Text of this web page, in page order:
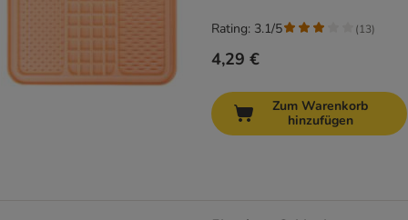
4,29 €
Rating: 3.1/5 (13)
Zum Warenkorb
hinzufügen